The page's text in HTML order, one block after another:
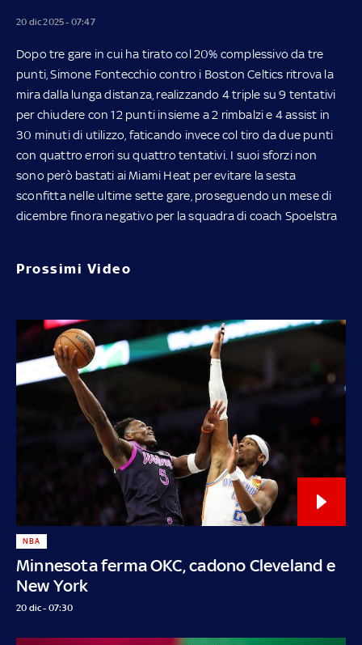
20 dic 2025 - 07:47
Dopo tre gare in cui ha tirato col 20% complessivo da tre
punti, Simone Fontecchio contro i Boston Celtics ritrova la
mira dalla lunga distanza, realizzando 4 triple su 9 tentativi
per chiudere con 12 punti insieme a 2 rimbalzi e 4 assist in
30 minuti di utilizzo, faticando invece col tiro da due punti
con quattro errori su quattro tentativi. I suoi sforzi non
sono però bastati ai Miami Heat per evitare la sesta
sconfitta nelle ultime sette gare, proseguendo un mese di
dicembre finora negativo per la squadra di coach Spoelstra
Prossimi Video
Minnesota ferma OKC, cadono Cleveland e
New York
NBA
20 dic - 07:30